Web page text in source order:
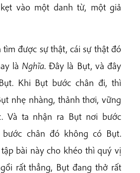
vào một danh từ, một giả
được sự thật, cái sự thật đó
là Nghĩa. Đây là Bụt, và đây
Khi Bụt bước chân đi, thì
nhẹ nhàng, thảnh thơi, vững
Và ta nhận ra Bụt nơi bước
chân đó không có Bụt.
bài này cho khéo thì quý vị
rất thẳng, Bụt đang thở rất